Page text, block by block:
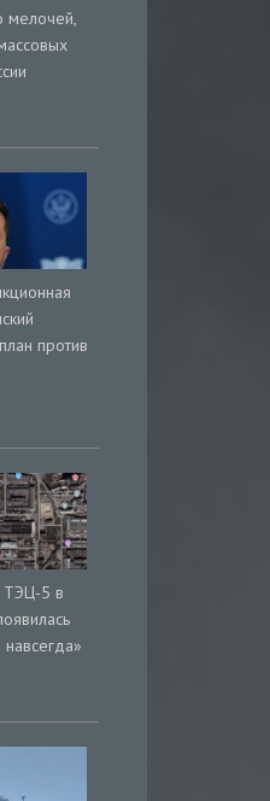
мелочей,
против
ТЭЦ-5 в
навсегда»